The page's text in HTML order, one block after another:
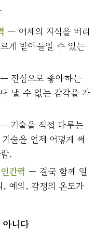
— 어제의 지식을 버리
게 받아들일 수 있는
— 진심으로 좋아하는
낼 수 없는 감각을 가
기술을 직접 다루는
술을 언제 어떻게 써
.
간력 — 결국 함께 일
예의, 감정의 온도가
아니다